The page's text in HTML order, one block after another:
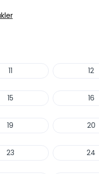
11 12
15 16
19 20
23 24